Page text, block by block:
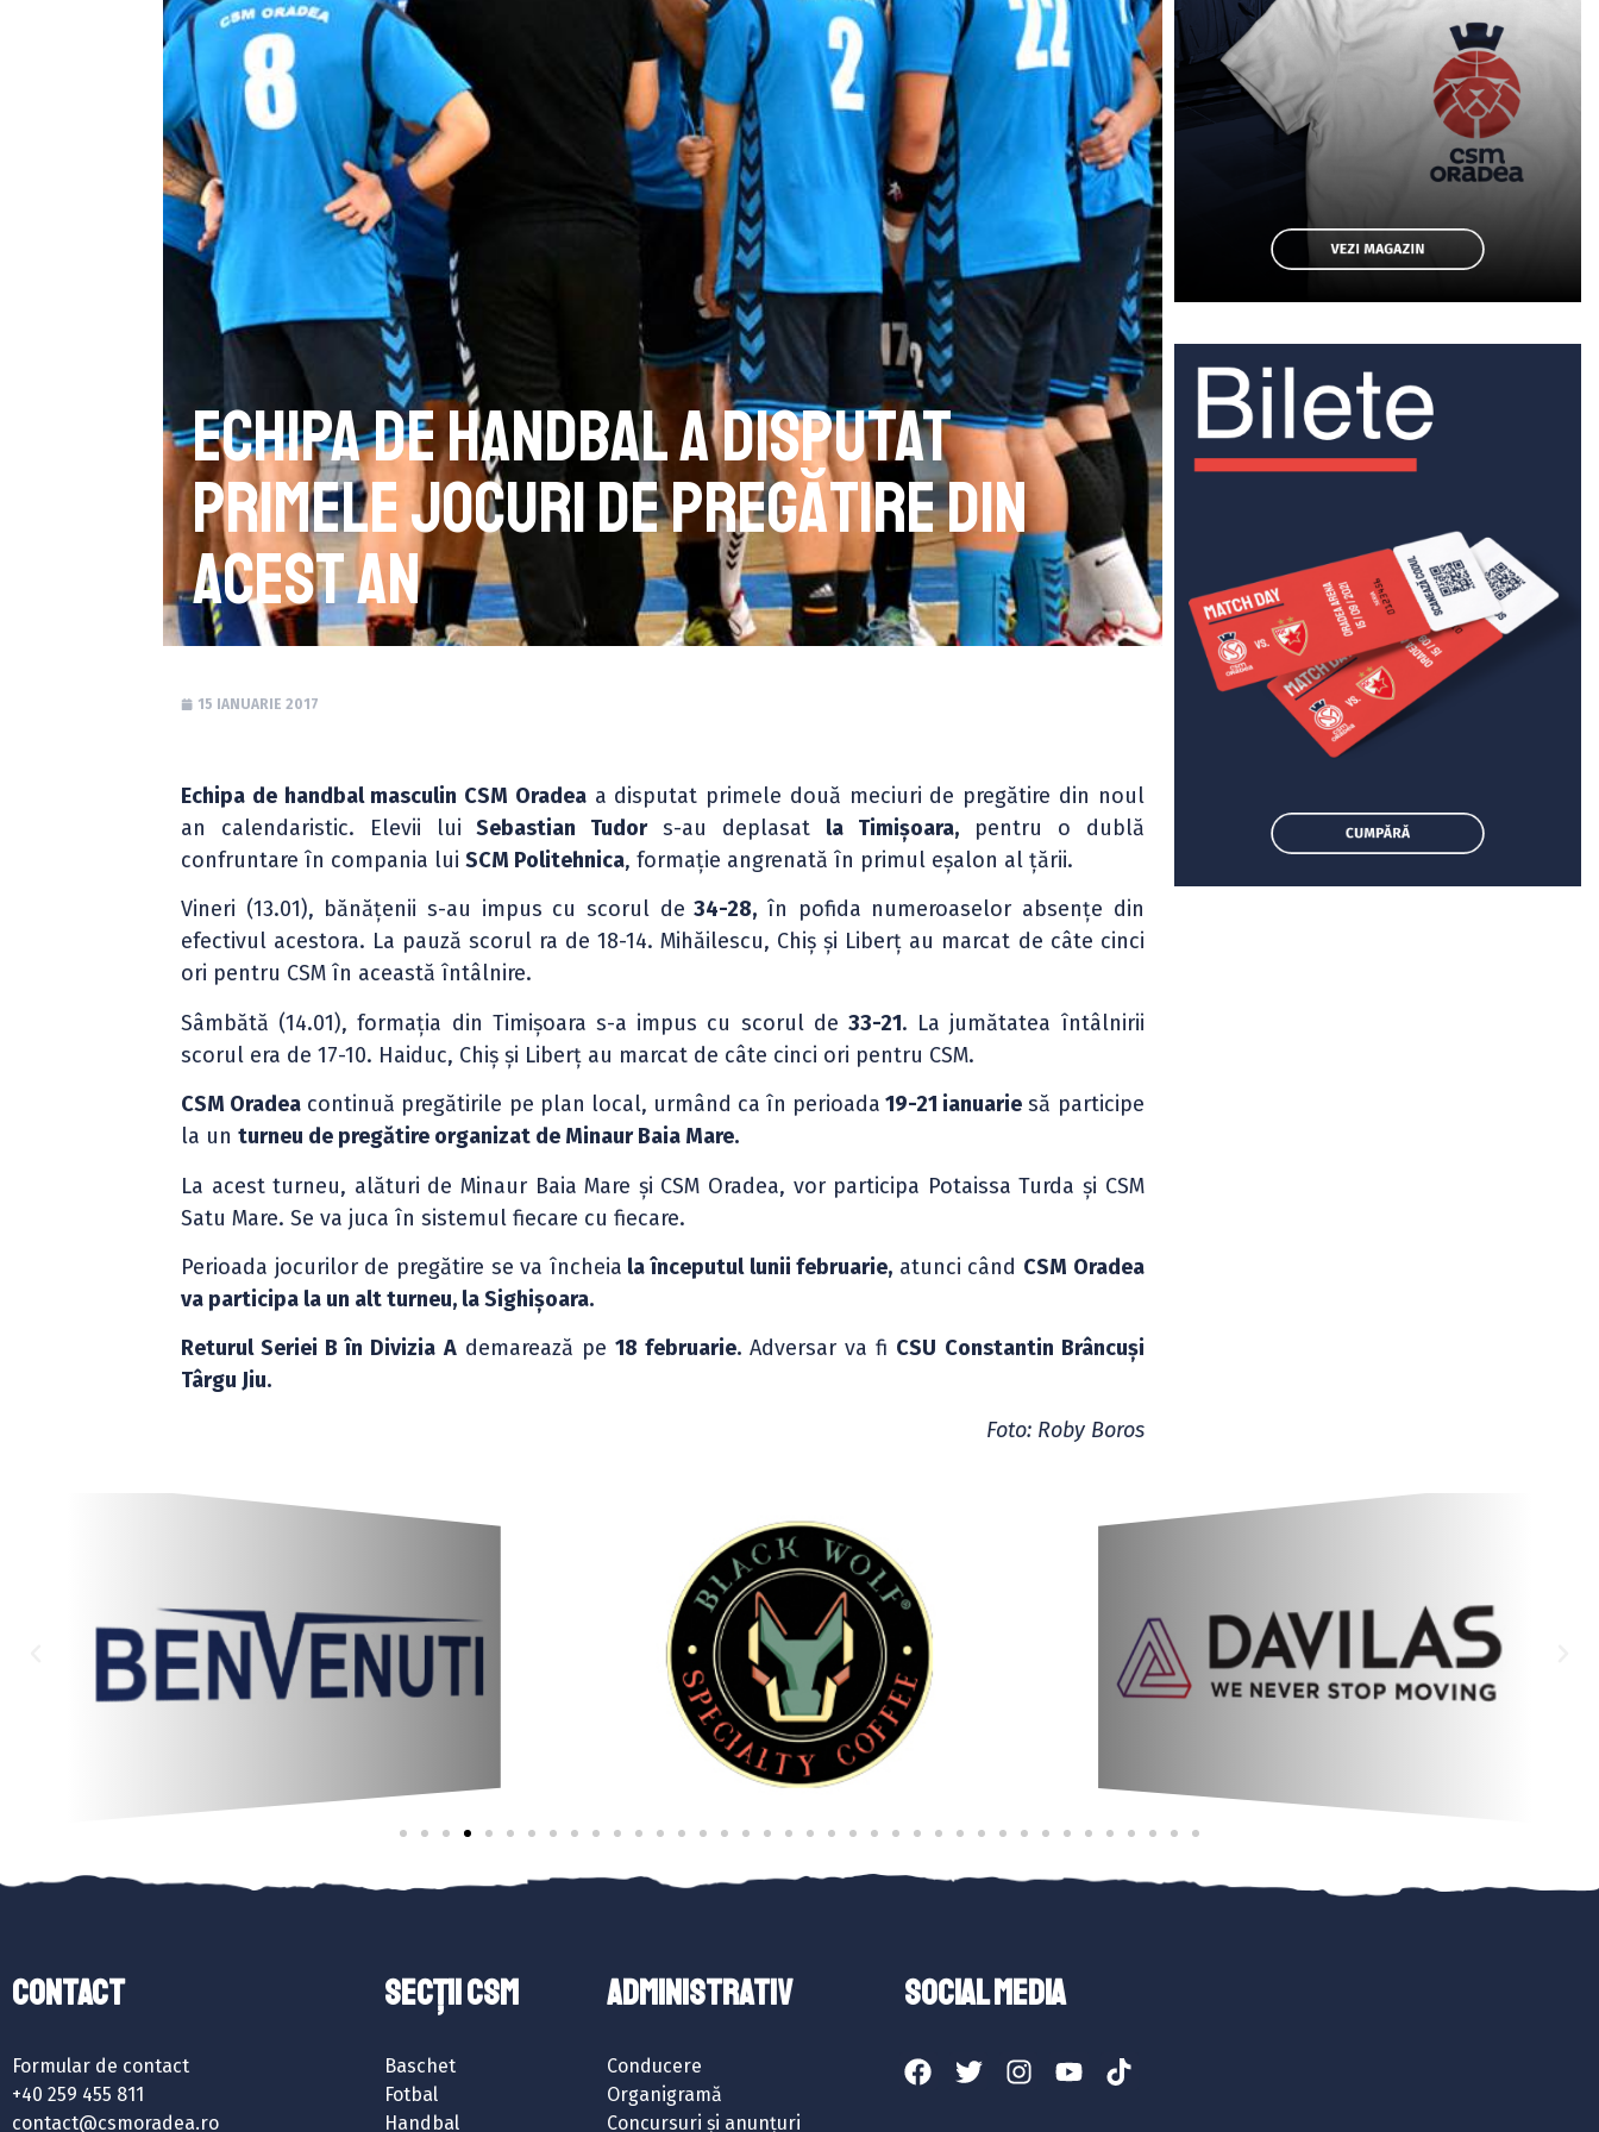
Echipa de handbal a disputat
primele jocuri de pregătire din
acest an
15 IANUARIE 2017
Echipa de handbal masculin CSM Oradeaa disputat primele două meciuri de pregătire din noul
an calendaristic. Elevii lui Sebastian Tudors-au deplasat la Timișoara,pentru o dublă
confruntare în compania luiSCM Politehnica, formație angrenată în primul eșalon al țării.
Vineri (13.01), bănățenii s-au impus cu scorul de 34-28, în pofida numeroaselor absențe din
efectivul acestora. La pauză scorul ra de 18-14. Mihăilescu, Chiș și Liberț au marcat de câte cinci
ori pentru CSM în această întâlnire.
Sâmbătă (14.01), formația din Timișoara s-a impus cu scorul de33-21. La jumătatea întâlnirii
scorul era de 17-10. Haiduc, Chiș și Liberț au marcat de câte cinci ori pentru CSM.
CSM Oradea continuă pregătirile pe plan local, urmând ca în perioada 19-21 ianuarie să participe
la unturneu de pregătire organizat de Minaur Baia Mare.
La acest turneu, alături de Minaur Baia Mare și CSM Oradea, vor participa Potaissa Turda și CSM
Satu Mare. Se va juca în sistemul fiecare cu fiecare.
Perioada jocurilor de pregătire se va încheia la începutul lunii februarie, atunci când CSM Oradea
va participa la un alt turneu, la Sighișoara.
Returul Seriei B în Divizia Ademarează pe 18 februarie. Adversar va fi CSU Constantin Brâncuși
Târgu Jiu.
Foto: Roby Boros
Contact
Formular de contact
+40 259 455 811
contact@csmoradea.ro
SECȚII CSM
Baschet
Fotbal
Handbal
ADMINISTRATIV
Conducere
Organigramă
Concursuri și anunțuri
SOCIAL MEDIA